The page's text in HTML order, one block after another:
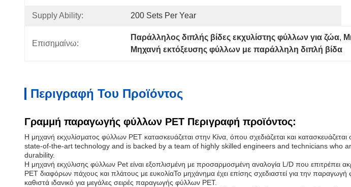
Supply Ability: 200 Sets Per Year
Επισημαίνω:
Παράλληλος διπλής βίδες εκχυλίστης φύλλων για ζώα,
Μηχανή εκτόξευσης φύλλων με παράλληλη διπλή βίδα
Περιγραφή Του Προϊόντος
Γραμμή παραγωγής φύλλων PET Περιγραφή προϊόντος:
Η μηχανή εκχυλίσματος φύλλων PET κατασκευάζεται στην Κίνα, όπου σχεδιάζεται και
state-of-the-art technology and is backed by a team of highly skilled engineers and technicians
durability.
Η μηχανή εκχύλισης φύλλων Pet είναι εξοπλισμένη με προσαρμοσμένη αναλογία L/D που επιτρέπει
PET διαφόρων πάχους και πλάτους με ευκολίαΤο μηχάνημα έχει επίσης σχεδιαστεί για την
καθιστά ιδανικό για μεγάλες σειρές παραγωγής φύλλων PET.